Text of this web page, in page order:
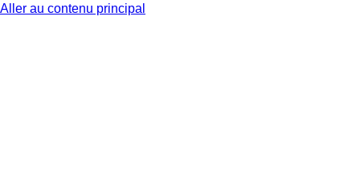
Aller au contenu principal